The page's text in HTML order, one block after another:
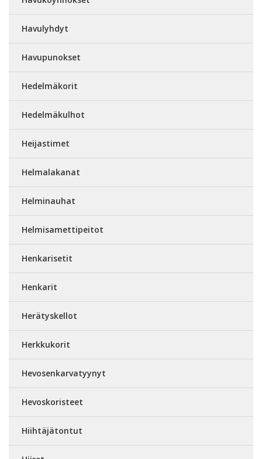
Havulyhdyt
Havupunokset
Hedelmäkorit
Hedelmäkulhot
Heijastimet
Helmalakanat
Helminauhat
Helmisamettipeitot
Henkarisetit
Henkarit
Herätyskellot
Herkkukorit
Hevosenkarvatyynyt
Hevoskoristeet
Hiihtäjätontut